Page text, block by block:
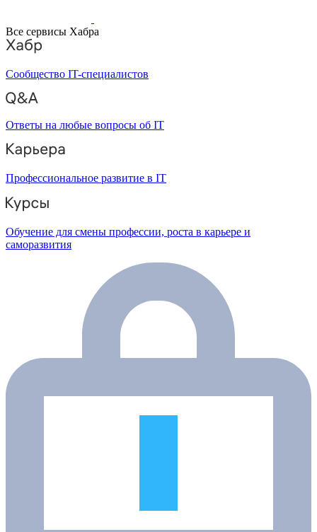
Все сервисы Хабра
Сообщество IT-специалистов
Ответы на любые вопросы об IT
Профессиональное развитие в IT
Обучение для смены профессии, роста в карьере и
саморазвития